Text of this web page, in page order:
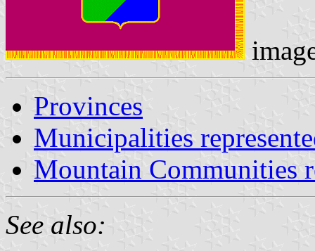
Provinces
Municipalities
Mountain Communities
See also: